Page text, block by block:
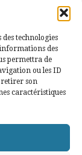
technologies
informations des
permettra de
ou les ID
retirer son
caractéristiques
00:29